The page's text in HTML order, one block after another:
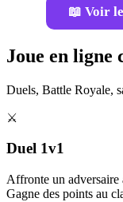
📖 Voir
Joue en ligne
Duels, Battle Royale,
⚔️
Duel 1v1
Affronte un adversaire
Gagne des points au